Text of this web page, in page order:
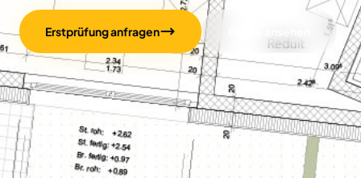
Erstprüfung anfragen